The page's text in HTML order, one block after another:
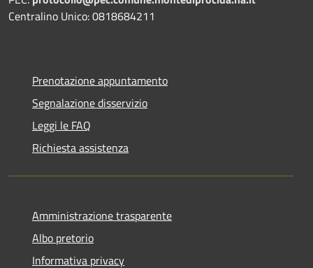
Centralino Unico:0818684211
Prenotazione appuntamento
Segnalazione disservizio
Leggi le FAQ
Richiesta assistenza
Amministrazione trasparente
Albo pretorio
Informativa privacy